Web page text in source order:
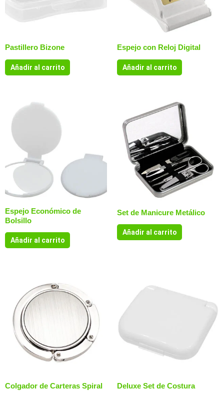
Pastillero Bizone
Añadir al carrito
Espejo con Reloj Digital
Añadir al carrito
Espejo Económico de
Bolsillo
Añadir al carrito
Set de Manicure Metálico
Añadir al carrito
Colgador de Carteras Spiral Deluxe Set de Costura